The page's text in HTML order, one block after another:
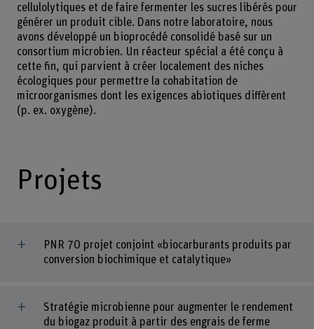
cellulolytiques et de faire fermenter les sucres libérés pour
générer un produit cible. Dans notre laboratoire, nous
avons développé un bioprocédé consolidé basé sur un
consortium microbien. Un réacteur spécial a été conçu à
cette fin, qui parvient à créer localement des niches
écologiques pour permettre la cohabitation de
microorganismes dont les exigences abiotiques diffèrent
(p. ex. oxygène).
Projets
PNR 70 projet conjoint «biocarburants produits par
conversion biochimique et catalytique»
Stratégie microbienne pour augmenter le rendement
du biogaz produit à partir des engrais de ferme